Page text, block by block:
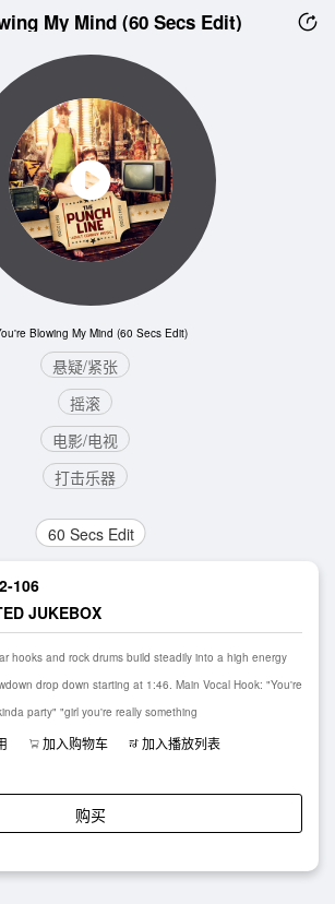
My Mind (60 Secs Edit)
Blowing My Mind (60 Secs Edit)
悬疑/紧张
摇滚
电影/电视
打击乐器
60 Secs Edit
106
JUKEBOX
hooks and rock drums build steadily into a high energy
drop down starting at 1:46. Main Vocal Hook: "You're
party" "girl you're really something
加入购物车 加入播放列表
购买